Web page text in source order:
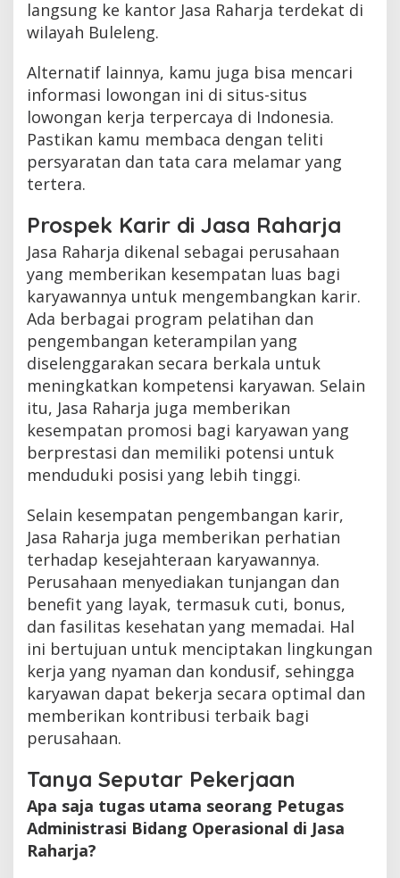
langsung ke kantor Jasa Raharja terdekat di
wilayah Buleleng.
Alternatif lainnya, kamu juga bisa mencari
informasi lowongan ini di situs-situs
lowongan kerja terpercaya di Indonesia.
Pastikan kamu membaca dengan teliti
persyaratan dan tata cara melamar yang
tertera.
Prospek Karir di Jasa Raharja
Jasa Raharja dikenal sebagai perusahaan
yang memberikan kesempatan luas bagi
karyawannya untuk mengembangkan karir.
Ada berbagai program pelatihan dan
pengembangan keterampilan yang
diselenggarakan secara berkala untuk
meningkatkan kompetensi karyawan. Selain
itu, Jasa Raharja juga memberikan
kesempatan promosi bagi karyawan yang
berprestasi dan memiliki potensi untuk
menduduki posisi yang lebih tinggi.
Selain kesempatan pengembangan karir,
Jasa Raharja juga memberikan perhatian
terhadap kesejahteraan karyawannya.
Perusahaan menyediakan tunjangan dan
benefit yang layak, termasuk cuti, bonus,
dan fasilitas kesehatan yang memadai. Hal
ini bertujuan untuk menciptakan lingkungan
kerja yang nyaman dan kondusif, sehingga
karyawan dapat bekerja secara optimal dan
memberikan kontribusi terbaik bagi
perusahaan.
Tanya Seputar Pekerjaan
Apa saja tugas utama seorang Petugas
Administrasi Bidang Operasional di Jasa
Raharja?